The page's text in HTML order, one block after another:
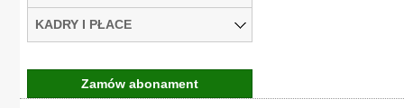
KADRY I PŁACE
Zamów abonament